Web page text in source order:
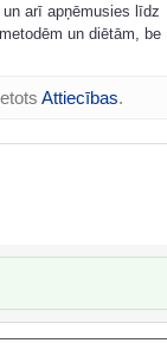
arī apņēmusies līdz
un diētām, be
Attiecības.